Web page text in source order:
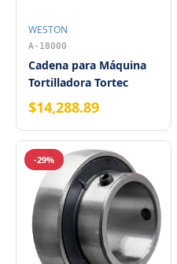
WESTON
A-18000
Cadena para Máquina
Tortilladora Tortec
CS311 con Aditamento
A2 Weston (Rollo 30.48
m)
$14,288.89
-29%